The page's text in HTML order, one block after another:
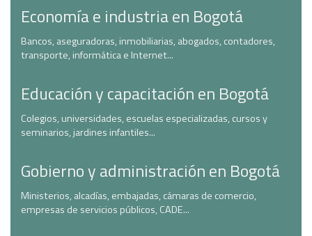
Economía e industria en Bogotá
Bancos, aseguradoras, inmobiliarias, abogados, contadores,
transporte, informática e Internet...
Educación y capacitación en Bogotá
Colegios, universidades, escuelas especializadas, cursos y
seminarios, jardines infantiles...
Gobierno y administración en Bogotá
Ministerios, alcadías, embajadas, cámaras de comercio,
empresas de servicios públicos, CADE...